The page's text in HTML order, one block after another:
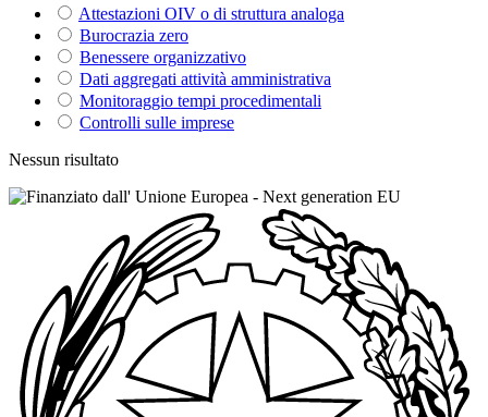
Attestazioni OIV o di struttura analoga
Burocrazia zero
Benessere organizzativo
Dati aggregati attività amministrativa
Monitoraggio tempi procedimentali
Controlli sulle imprese
Nessun risultato